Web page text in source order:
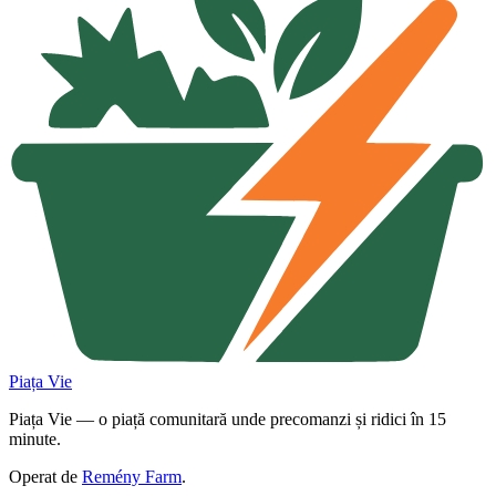
Piața Vie
Piața Vie — o piață comunitară unde precomanzi și ridici în 15
minute.
Operat de Remény Farm.